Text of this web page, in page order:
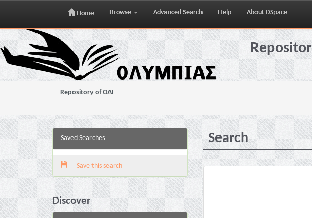
Skip
navigation
Home Browse Advanced Search Help About DSpace
Repository of OAI
Saved Searches
Save this search
Discover
Search